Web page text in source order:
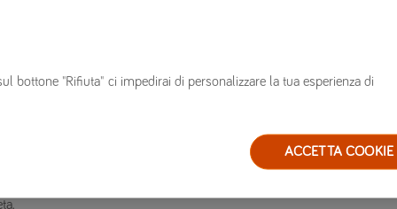
bottone "Rifiuta" ci impedirai di personalizzare la tua esperienza di
ACCETTA COOKIE